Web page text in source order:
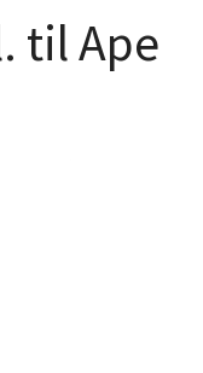
til Ape